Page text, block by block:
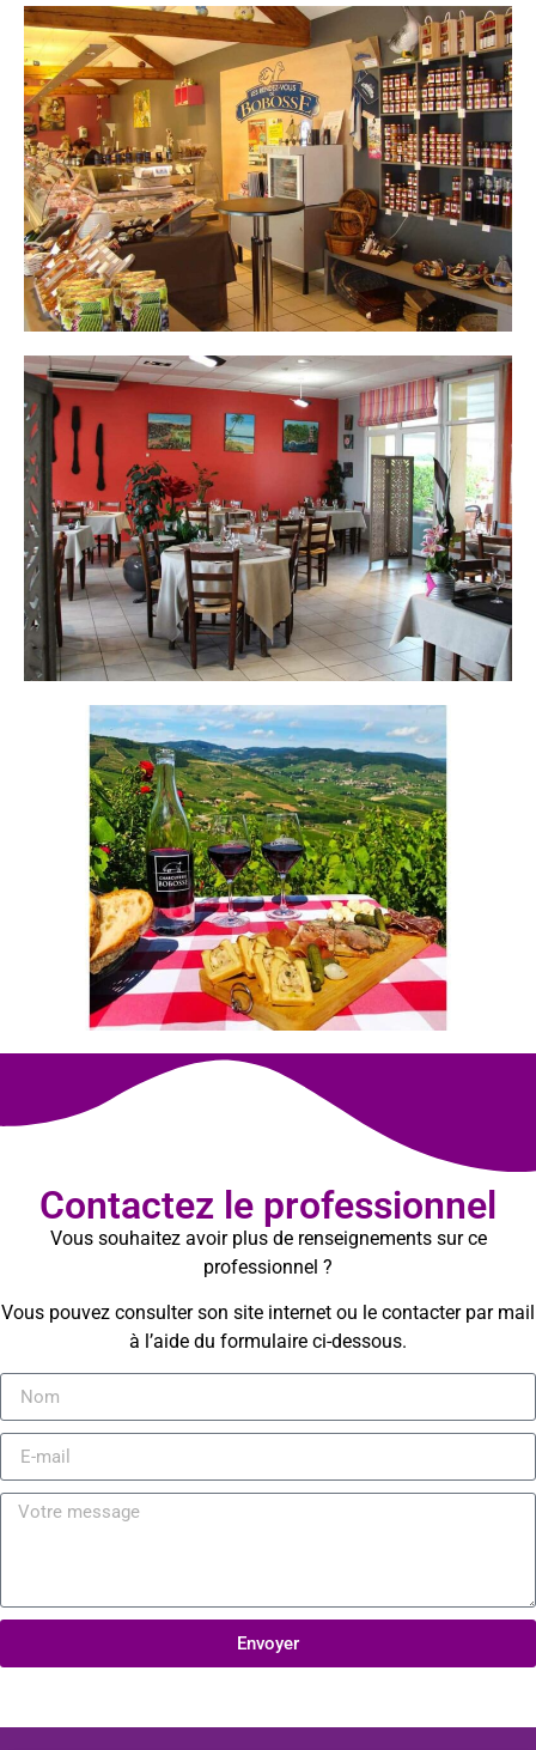
Contactez le professionnel
Vous souhaitez avoir plus de renseignements sur ce
professionnel ?
Vous pouvez consulter son site internet ou le contacter par mail
à l’aide du formulaire ci-dessous.
Envoyer